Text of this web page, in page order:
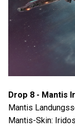
Drop 8 - Mantis
Mantis
Mantis-Skin: Iridos